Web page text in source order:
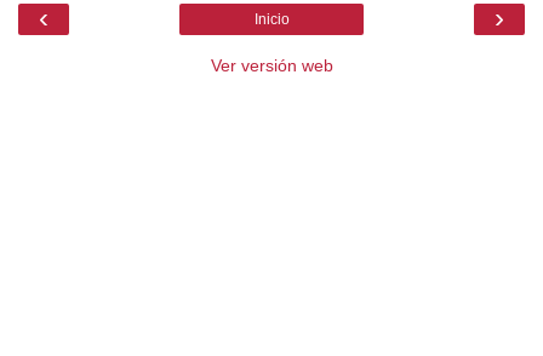
‹ ›
Inicio
Ver versión web